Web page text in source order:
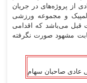
از پروژه‌های در جریان
و مجموعه ورزشی
قبل می‌باشد که اقدامی
مشهود صورت نگرفته